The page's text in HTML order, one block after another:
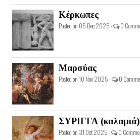
Κέρκωπες
Posted on 05 Dec 2025 - 0
Μαρσύας
Posted on 10 Nov 2025 - 0
ΣΥΡΙΓΓΑ (καλαμιά)
Posted on 31 Oct 2025 - 0